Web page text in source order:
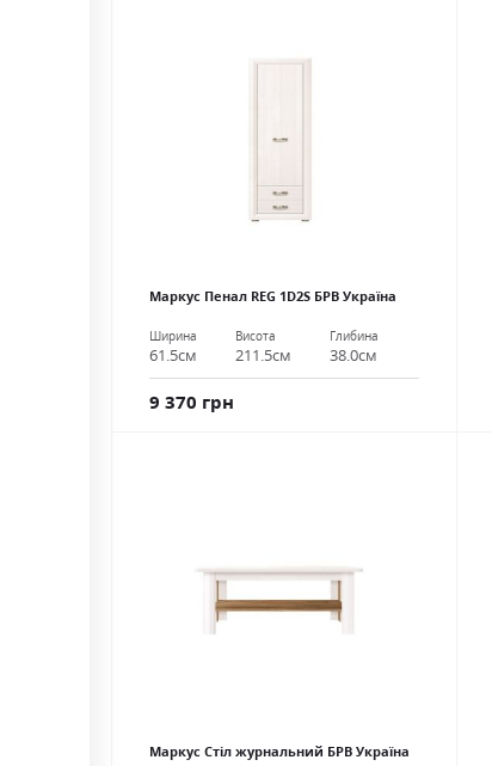
Маркус Пенал REG 1D2S БРВ Україна
Ширина
61.5см
Висота
211.5см
Глибина
38.0см
9 370 грн
Маркус Стіл журнальний БРВ Україна